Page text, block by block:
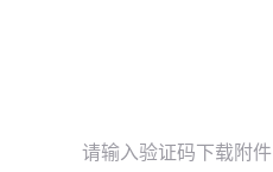
请输入验证码下载附件